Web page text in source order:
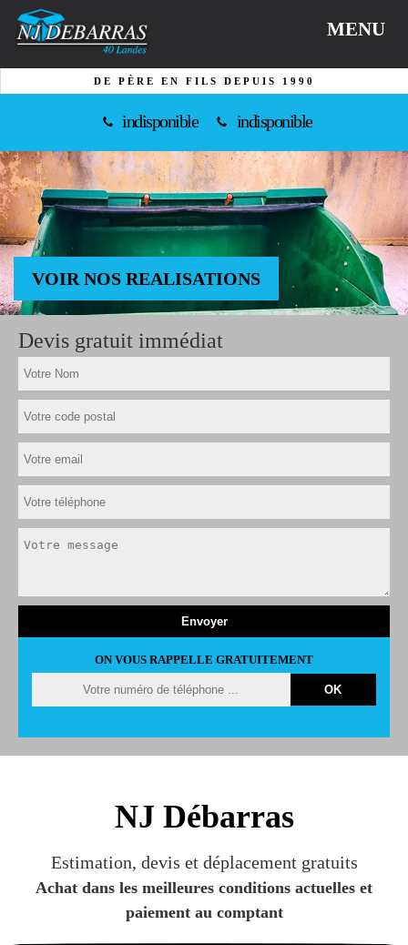
MENU
DE PÈRE EN FILS DEPUIS 1990
indisponible indisponible
VOIR NOS REALISATIONS
Devis gratuit immédiat
ON VOUS RAPPELLE GRATUITEMENT
NJ Débarras
Estimation, devis et déplacement gratuits
Achat dans les meilleures conditions actuelles et
paiement au comptant